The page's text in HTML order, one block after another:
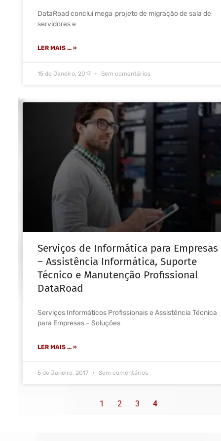
DataRoad conclui mega‑projeto de migração de sala de
servidores e
LER MAIS ... »
15 de Janeiro, 2017 Sem comentários
Serviços de Informática para Empresas
– Assistência Informática, Suporte
Técnico e Manutenção Profissional
DataRoad
Serviços Informáticos Profissionais e Assistência Técnica
para Empresas – Soluções
LER MAIS ... »
5 de Janeiro, 2017 Sem comentários
1 2 3 4